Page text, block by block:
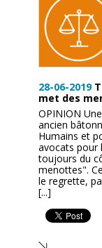
28-06-2019
met des
OPINION
ancien
Humains et
avocats pour
toujours du
menottes".
le regrette,
[...]